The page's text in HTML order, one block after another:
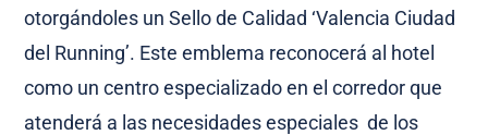
otorgándoles un Sello de Calidad ‘Valencia Ciudad
del Running’. Este emblema reconocerá al hotel
como un centro especializado en el corredor que
atenderá a las necesidades especiales de los